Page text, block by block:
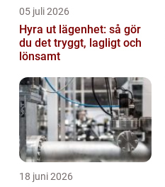
05 juli 2026
Hyra ut lägenhet: så gör
du det tryggt, lagligt och
lönsamt
18 juni 2026